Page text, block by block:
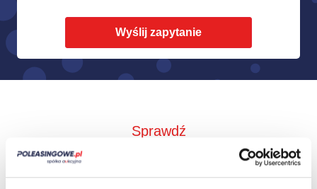
Sprawdź
Jak to działa?